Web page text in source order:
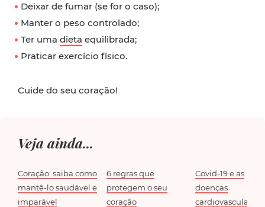
Deixar de fumar (se for o caso);
Manter o peso controlado;
Ter uma dieta equilibrada;
Praticar exercício físico.
Cuide do seu coração!
Veja ainda...
Coração: saiba como
mantê-lo saudável e
imparável
6 regras que
protegem o seu
coração
Covid-19 e as
doenças
cardiovasculares